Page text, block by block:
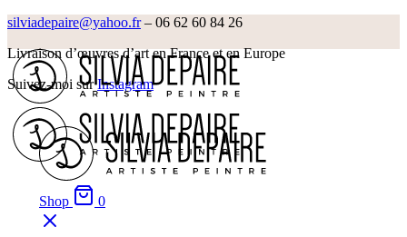
silviadepaire@yahoo.fr– 06 62 60 84 26‬
Livraison d’œuvres d’art en France et en Europe
Suivez-moi surInstagram
Shop 0